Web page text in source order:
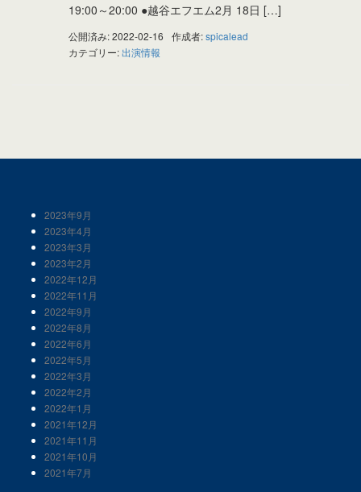
19:00～20:00 ●越谷エフエム2月 18日 […]
公開済み: 2022-02-16 作成者:spicalead
カテゴリー:出演情報
2023年9月
2023年4月
2023年3月
2023年2月
2022年12月
2022年11月
2022年9月
2022年8月
2022年6月
2022年5月
2022年3月
2022年2月
2022年1月
2021年12月
2021年11月
2021年10月
2021年7月